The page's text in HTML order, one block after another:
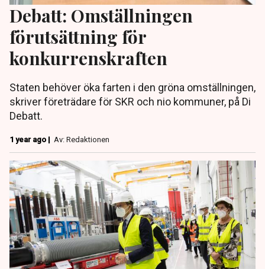
Debatt: Omställningen
förutsättning för
konkurrenskraften
Staten behöver öka farten i den gröna omställningen,
skriver företrädare för SKR och nio kommuner, på Di
Debatt.
1 year ago | Av: Redaktionen